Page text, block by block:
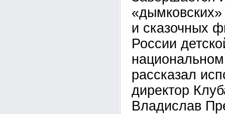
и сказочных
России
рассказал
директор
Владислав